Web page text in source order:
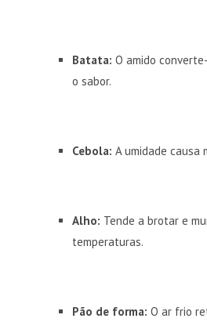
Batata: O amido
o sabor.
Cebola: A umidade causa
Alho: Tende a brotar e
temperaturas.
Pão de forma: O ar frio